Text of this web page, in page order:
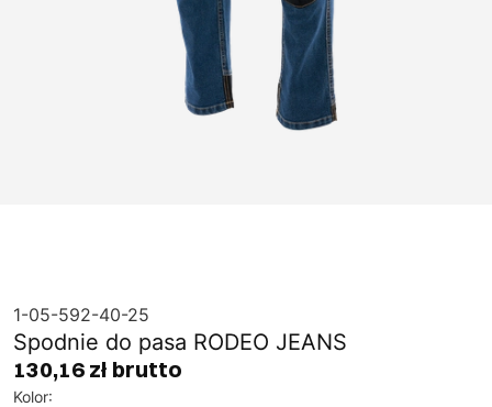
1-05-592-40-25
Spodnie do pasa RODEO JEANS
130,16 zł brutto
Kolor: